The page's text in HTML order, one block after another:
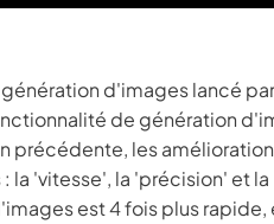
d'images lancé
de génération
précédente, les
la 'vitesse', la 'précision' et la
est 4 fois plus rapide,